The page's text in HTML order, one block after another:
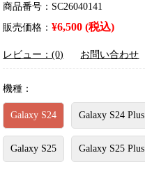
商品番号：SC26040141
販売価格：¥6,500 (税込)
レビュー：(0) お問い合わせ
機種：
Galaxy S24 Galaxy S24 Plus
Galaxy S25 Galaxy S25 Plus